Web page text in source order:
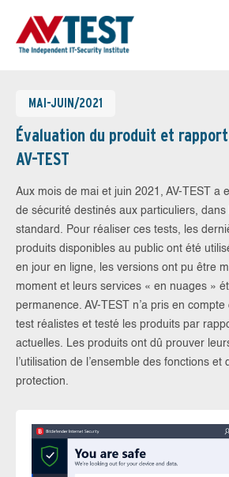
MAI-JUIN/2021
Évaluation du produit et
AV-TEST
Aux mois de mai et juin 2021, AV-TEST a
de sécurité destinés aux particuliers,
standard. Pour réaliser ces tests, les
produits disponibles au public ont été
en jour en ligne, les versions ont pu être
moment et leurs services « en nuages »
permanence. AV-TEST n’a pris en
test réalistes et testé les produits par
actuelles. Les produits ont dû prouver
l’utilisation de l’ensemble des fonctions et
protection.